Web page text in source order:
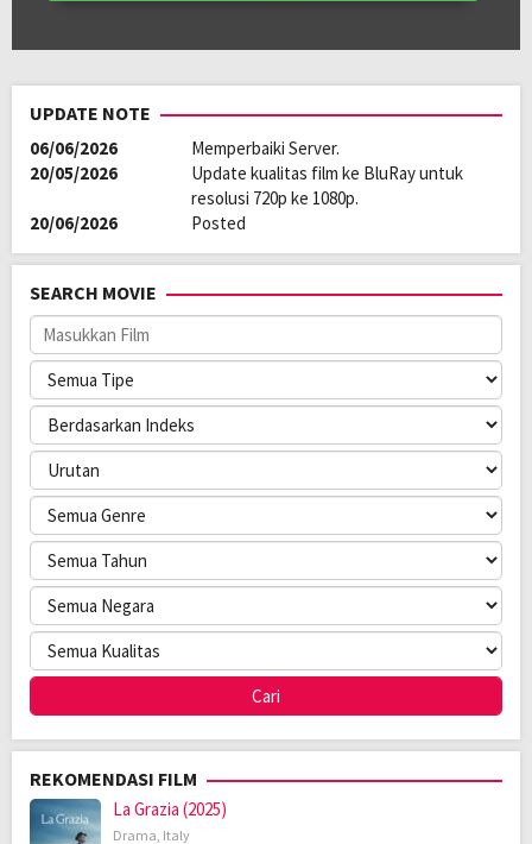
UPDATE NOTE
06/06/2026
Memperbaiki Server.
20/05/2026
Update kualitas film ke BluRay untuk
resolusi 720p ke 1080p.
20/06/2026
Posted
SEARCH MOVIE
REKOMENDASI FILM
La Grazia (2025)
Drama, Italy